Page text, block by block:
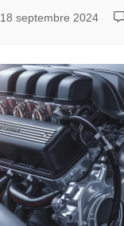
18 septembre 2024